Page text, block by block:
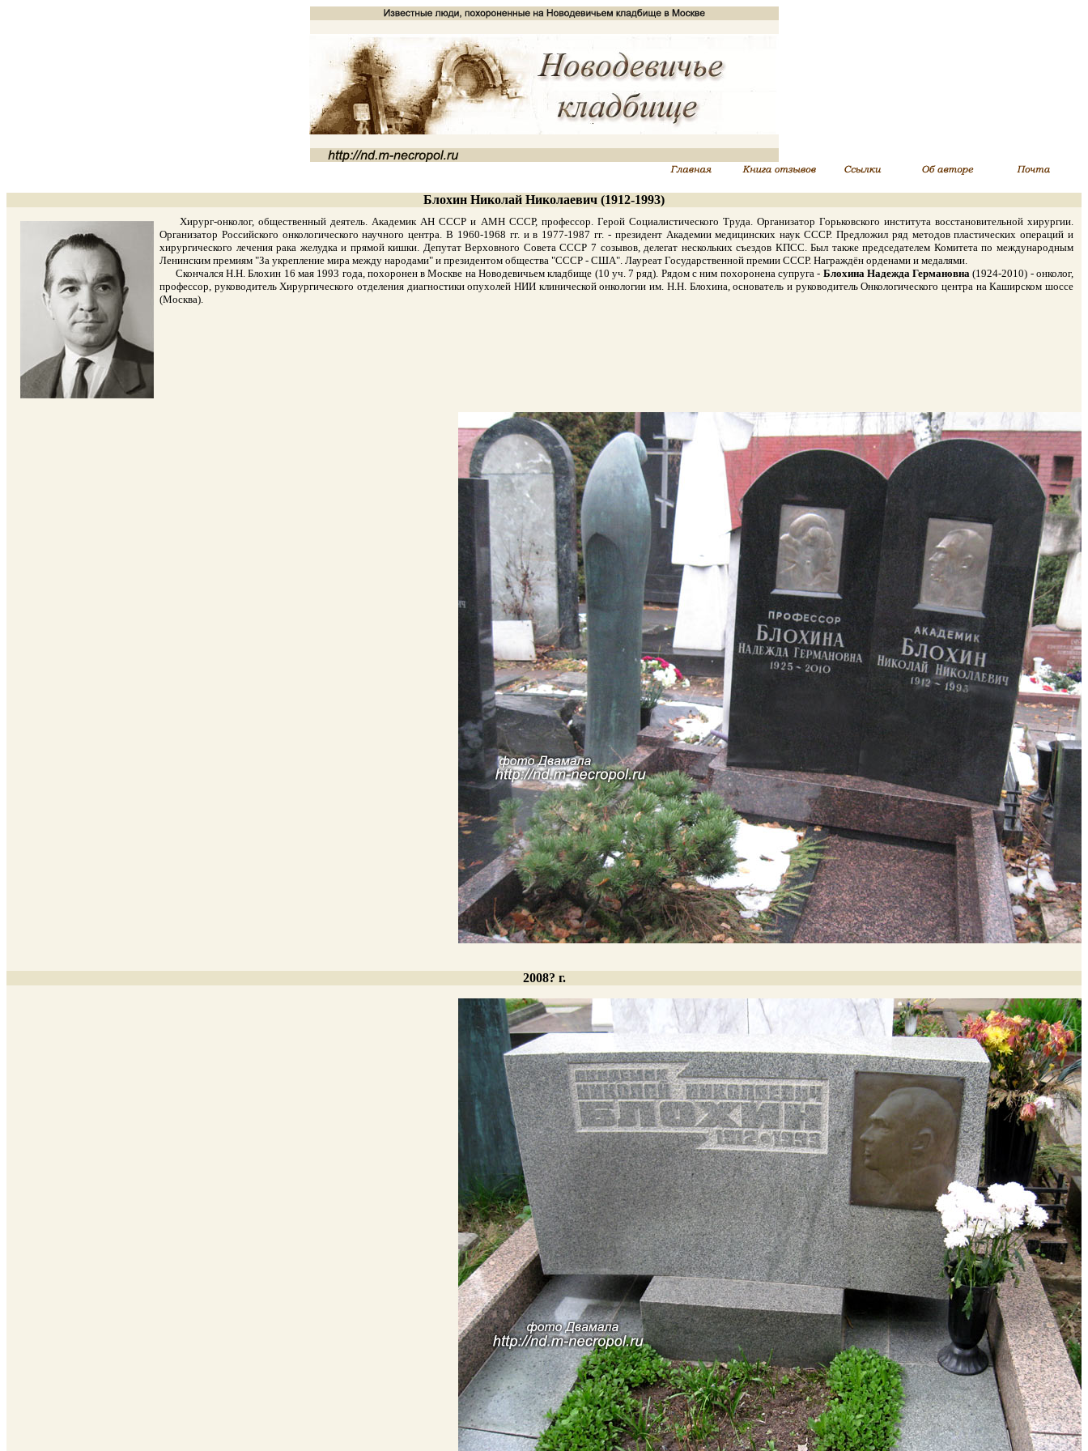
Блохин Николай Николаевич (1912-1993)
Хирург-онколог, общественный деятель. Академик АН СССР и АМН СССР, профессор. Герой Социалистического Труда. Организатор Горьковского института восстановительной хирургии.
Организатор Российского онкологического научного центра. В 1960-1968 гг. и в 1977-1987 гг. - президент Академии медицинских наук СССР. Предложил ряд методов пластических операций и
хирургического лечения рака желудка и прямой кишки. Депутат Верховного Совета СССР 7 созывов, делегат нескольких съездов КПСС. Был также председателем Комитета по международным
Ленинским премиям "За укрепление мира между народами" и президентом общества "СССР - США". Лауреат Государственной премии СССР. Награждён орденами и медалями.
Скончался Н.Н. Блохин 16 мая 1993 года, похоронен в Москве на Новодевичьем кладбище (10 уч. 7 ряд). Рядом с ним похоронена супруга - Блохина Надежда Германовна(1924-2010) - онколог,
профессор, руководитель Хирургического отделения диагностики опухолей НИИ клинической онкологии им. Н.Н. Блохина, основатель и руководитель Онкологического центра на Каширском шоссе
(Москва).
2008? г.